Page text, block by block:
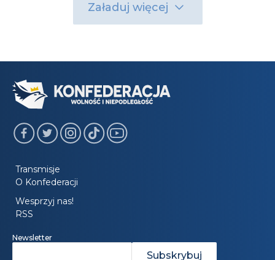
Załaduj więcej
Transmisje
O Konfederacji
Wesprzyj nas!
RSS
Newsletter